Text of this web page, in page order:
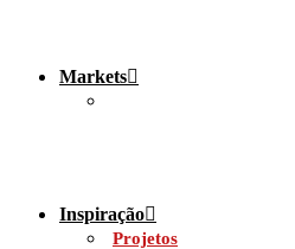
Markets
Inspiração
Projetos